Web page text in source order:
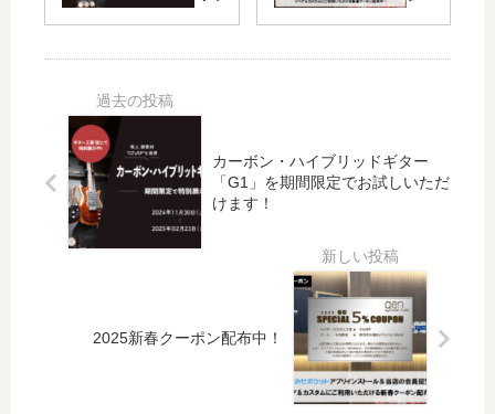
ト
基
本
方
針
い
て
りま
活用く
「G1」
限定で
いただ
けま
す！
中！
カーボン・ハイブリッドギター
「G1」を期間限定でお試しいただ
けます！
2025新春クーポン配布中！